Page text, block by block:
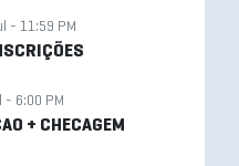
- 11:59 PM
- 6:00 PM
+ CHECAGEM